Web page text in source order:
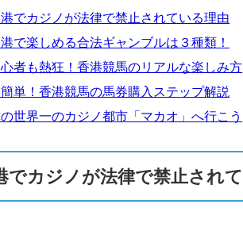
でカジノが法律で禁止されている理由
で楽しめる合法ギャンブルは３種類！
者も熱狂！香港競馬のリアルな楽しみ方
単！香港競馬の馬券購入ステップ解説
世界一のカジノ都市「マカオ」へ行こう
でカジノが法律で禁止され